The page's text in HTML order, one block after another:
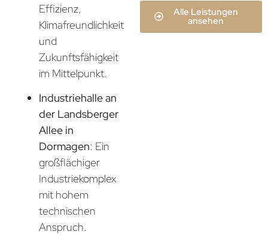
Effizienz,
Klimafreundlichkeit
und
Zukunftsfähigkeit
im Mittelpunkt.
Industriehalle an
der Landsberger
Allee in
Dormagen: Ein
großflächiger
Industriekomplex
mit hohem
technischen
Anspruch.
Alle Leistungen
ansehen